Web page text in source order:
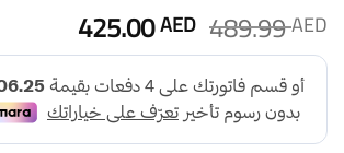
489.99AED السعر
الأصلي
هو:
489.99 AED.
425.00AED
الحالي
هو:
425.00 AED.